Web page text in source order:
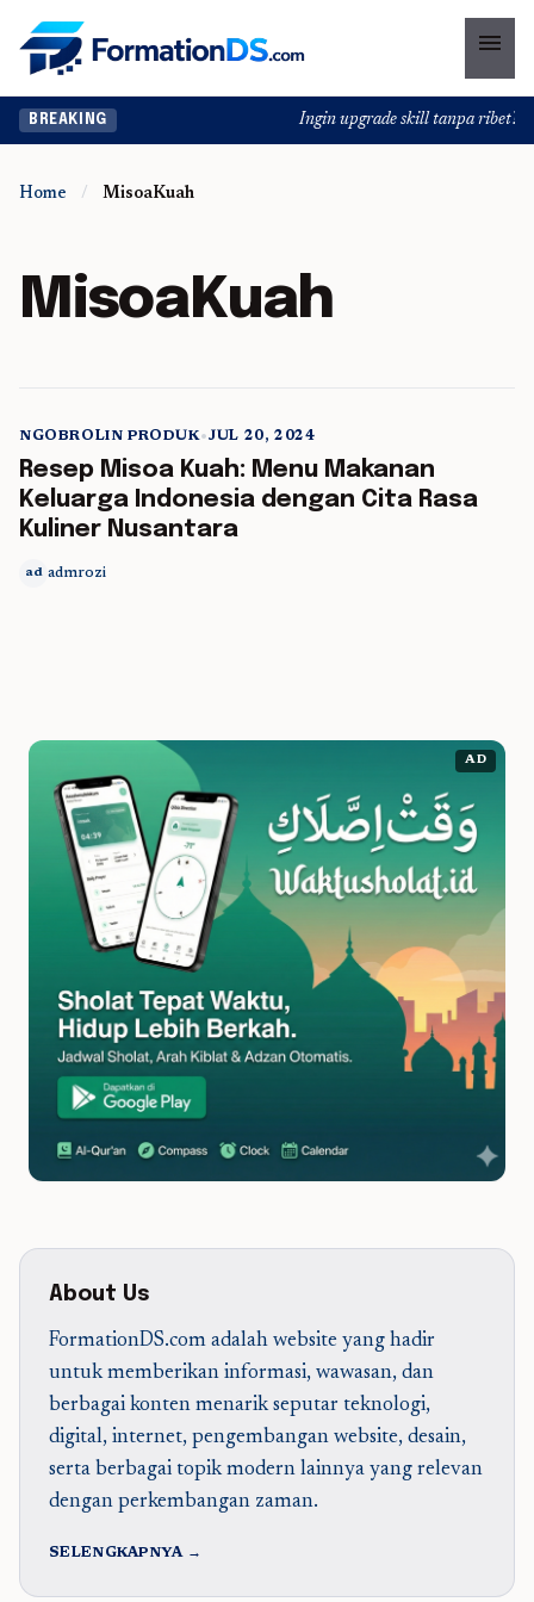
menu
BREAKING Ingin upgrade skill tanpa ribet?
Home / MisoaKuah
MisoaKuah
NGOBROLIN PRODUK•JUL 20, 2024
Resep Misoa Kuah: Menu Makanan
Keluarga Indonesia dengan Cita Rasa
Kuliner Nusantara
ad admrozi
AD
About Us
FormationDS.com adalah website yang hadir
untuk memberikan informasi, wawasan, dan
berbagai konten menarik seputar teknologi,
digital, internet, pengembangan website, desain,
serta berbagai topik modern lainnya yang relevan
dengan perkembangan zaman.
SELENGKAPNYA →